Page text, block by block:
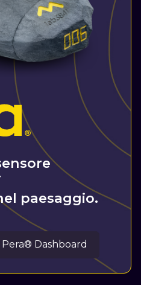
paesaggio.
Pera® Dashboard